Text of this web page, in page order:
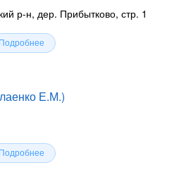
р-н, дер. Прибытково, стр. 1
Подробнее
Е.М.)
Подробнее